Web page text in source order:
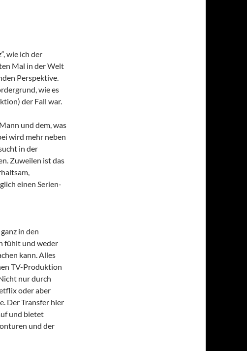
wie ich der
Mal in der Welt
Perspektive.
wie es
der Fall war.
und dem, was
wird mehr neben
in der
Zuweilen ist das
einen Serien-
in den
fühlt und weder
kann. Alles
TV-Produktion
nur durch
oder aber
Der Transfer hier
und bietet
und der